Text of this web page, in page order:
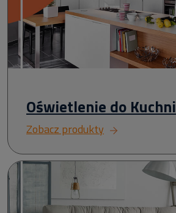
Oświetlenie do Kuchni
Zobacz produkty